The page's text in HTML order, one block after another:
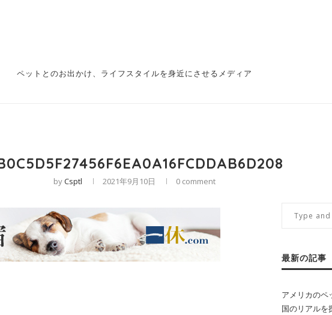
ペットとのお出かけ、ライフスタイルを身近にさせるメディア
byCsptl 2021年9月10日 0 comment
最新の記事
アメリカのペ
国のリアルを